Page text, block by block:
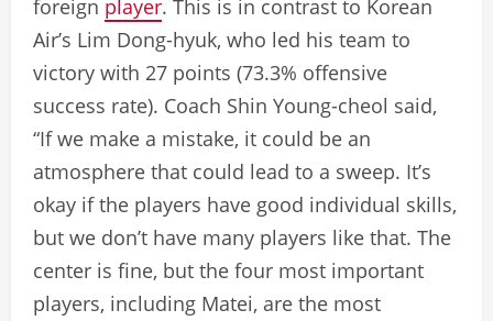
foreign player. This is in contrast to Korean
Air’s Lim Dong-hyuk, who led his team to
victory with 27 points (73.3% offensive
success rate). Coach Shin Young-cheol said,
“If we make a mistake, it could be an
atmosphere that could lead to a sweep. It’s
okay if the players have good individual skills,
but we don’t have many players like that. The
center is fine, but the four most important
players, including Matei, are the most